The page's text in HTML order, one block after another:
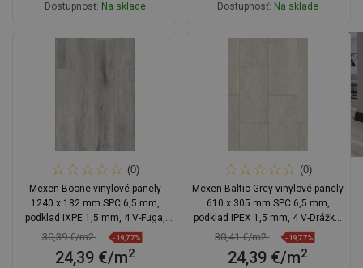
Dostupnosť: Na sklade
Do košíka
Dostupnosť: Na sklade
Do košíka
(0)
Mexen Boone vinylové panely
1240 x 182 mm SPC 6,5 mm,
podklad IXPE 1,5 mm, 4 V-Fuga,
Dub - F1054-1240-182-505-4V1-01
30,39 €/m2 -19,77%
24,39 €/m2
(0)
Mexen Baltic Grey vinylové panely
610 x 305 mm SPC 6,5 mm,
podklad IPEX 1,5 mm, 4 V-Drážka,
Travertín
30,41 €/m2 -19,77%
24,39 €/m2